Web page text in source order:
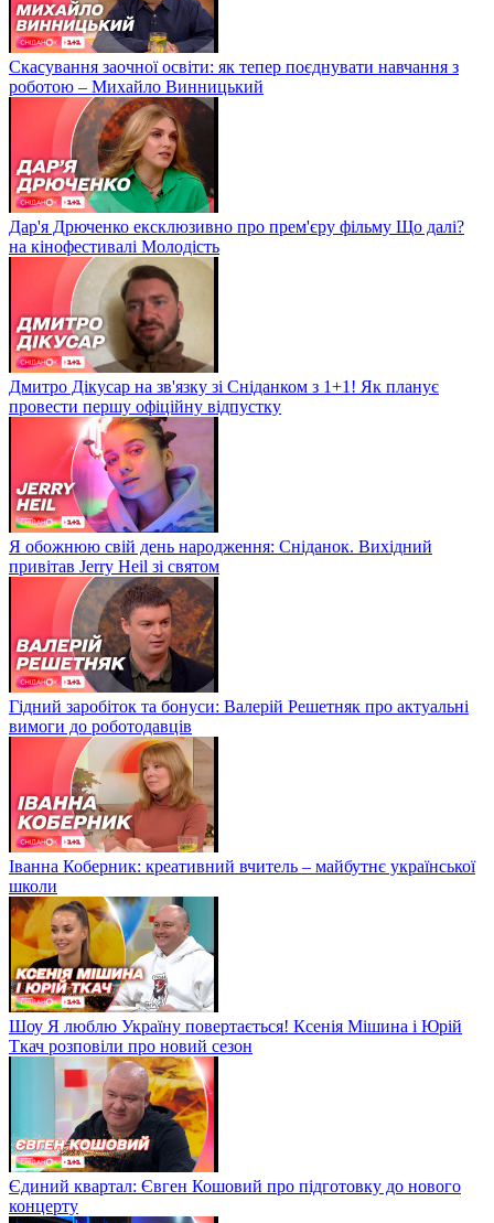
Скасування заочної освіти: як тепер поєднувати навчання з
роботою – Михайло Винницький
Дар'я Дрюченко ексклюзивно про прем'єру фільму Що далі?
на кінофестивалі Молодість
Дмитро Дікусар на зв'язку зі Сніданком з 1+1! Як планує
провести першу офіційну відпустку
Я обожнюю свій день народження: Сніданок. Вихідний
привітав Jerry Heil зі святом
Гідний заробіток та бонуси: Валерій Решетняк про актуальні
вимоги до роботодавців
Іванна Коберник: креативний вчитель – майбутнє української
школи
Шоу Я люблю Україну повертається! Ксенія Мішина і Юрій
Ткач розповіли про новий сезон
Єдиний квартал: Євген Кошовий про підготовку до нового
концерту